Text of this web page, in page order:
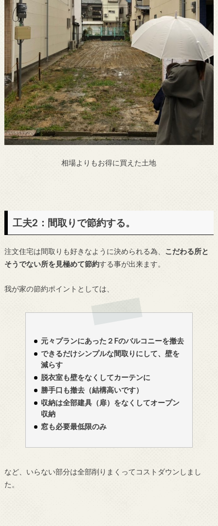
相場よりもお得に買えた土地
工夫2：間取りで節約する。
注文住宅は間取りも好きなように決められる為、 こだわる所と
そうでない所を見極めて節約する事が出来ます。
我が家の節約ポイントとしては、
元々プランにあった２Fのバルコニーを撤去
できるだけシンプルな間取りにして、壁を
減らす
脱衣室も壁をなくしてカーテンに
勝手口も撤去（結構高いです）
収納は全部建具（扉）をなくしてオープン
収納
窓も必要最低限のみ
など、いらない部分は全部削りまくってコストダウンしまし
た。